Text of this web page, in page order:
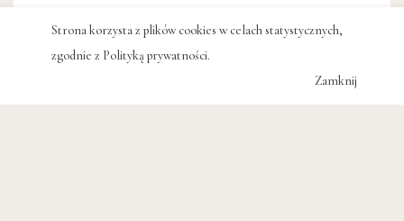
Strona korzysta z plików cookies w celach statystycznych,
zgodnie z Polityką prywatności.
Zamknij